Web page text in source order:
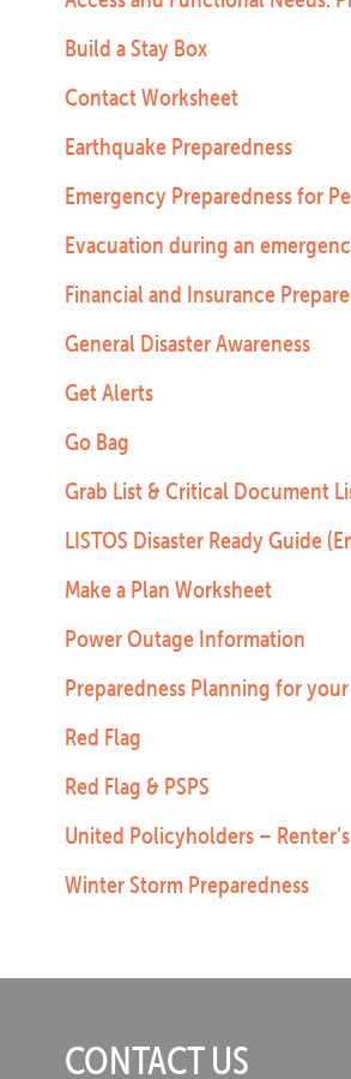
Build a Stay Box
Contact Worksheet
Earthquake Preparedness
Emergency Preparedness for
Evacuation during an
Financial and Insurance
General Disaster Awareness
Get Alerts
Go Bag
Grab List & Critical Document
LISTOS Disaster Ready Guide
Make a Plan Worksheet
Power Outage Information
Preparedness Planning for
Red Flag
Red Flag & PSPS
United Policyholders –
Winter Storm Preparedness
CONTACT US